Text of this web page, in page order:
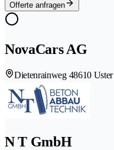
Offerte anfragen
NovaCars AG
Dietenrainweg 48610 Uster
N T GmbH